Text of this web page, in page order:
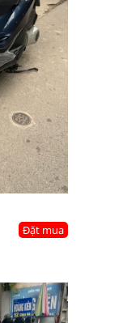
Đặt mua